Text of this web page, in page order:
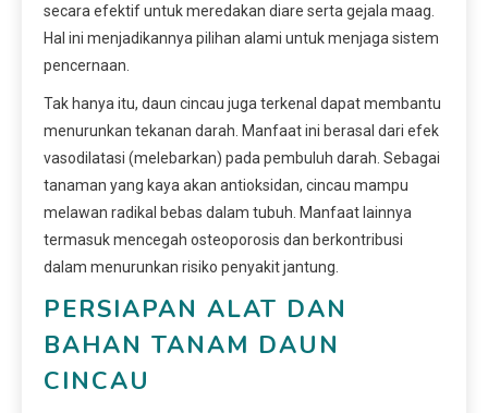
secara efektif untuk meredakan diare serta gejala maag.
Hal ini menjadikannya pilihan alami untuk menjaga sistem
pencernaan.
Tak hanya itu, daun cincau juga terkenal dapat membantu
menurunkan tekanan darah. Manfaat ini berasal dari efek
vasodilatasi (melebarkan) pada pembuluh darah. Sebagai
tanaman yang kaya akan antioksidan, cincau mampu
melawan radikal bebas dalam tubuh. Manfaat lainnya
termasuk mencegah osteoporosis dan berkontribusi
dalam menurunkan risiko penyakit jantung.
PERSIAPAN ALAT DAN
BAHAN TANAM DAUN
CINCAU